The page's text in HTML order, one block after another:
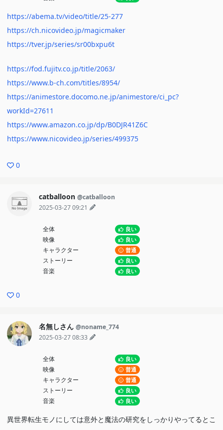
https://abema.tv/video/title/25-277
https://ch.nicovideo.jp/magicmaker
https://tver.jp/series/sr00bxpu6t
https://fod.fujitv.co.jp/title/2063/
https://www.b-ch.com/titles/8954/
https://animestore.docomo.ne.jp/animestore/ci_pc?
workId=27611
https://www.amazon.co.jp/dp/B0DJR41Z6C
https://www.nicovideo.jp/series/499375
0
catballoon @catballoon
2025-03-27 09:21
全体 良い
映像 良い
キャラクター 普通
ストーリー 良い
音楽 良い
0
名無しさん @noname_774
2025-03-27 08:33
全体 良い
映像 普通
キャラクター 普通
ストーリー 良い
音楽 良い
異世界転生モノにしては意外と魔法の研究をしっかりやってるとこ